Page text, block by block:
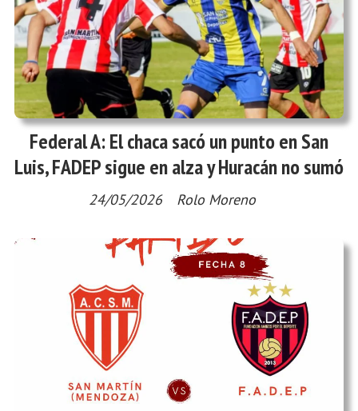
Federal A: El chaca sacó un punto en San
Luis, FADEP sigue en alza y Huracán no sumó
Rolo Moreno
24/05/2026